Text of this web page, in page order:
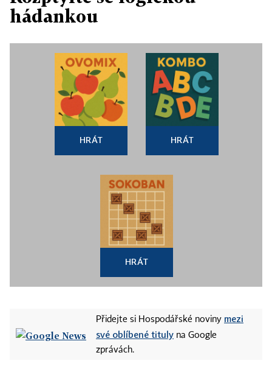
hádankou
HRÁT HRÁT
HRÁT
Přidejte si Hospodářské noviny mezi
své oblíbené tituly na Google
zprávách.